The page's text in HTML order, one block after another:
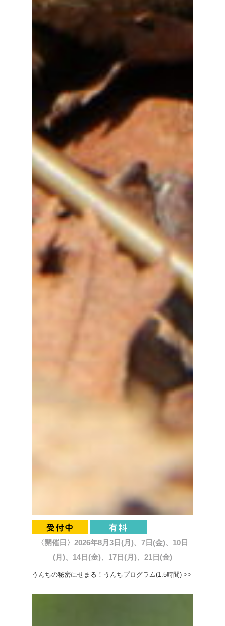
〈開催日〉2026年8月3日(月)、7日(金)、10日
(月)、14日(金)、17日(月)、21日(金)
うんちの秘密にせまる！うんちプログラム(1.5時間) >>